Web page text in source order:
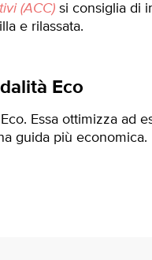
(ACC) si consiglia di
e rilassata.
Eco
Essa ottimizza ad
guida più economica.